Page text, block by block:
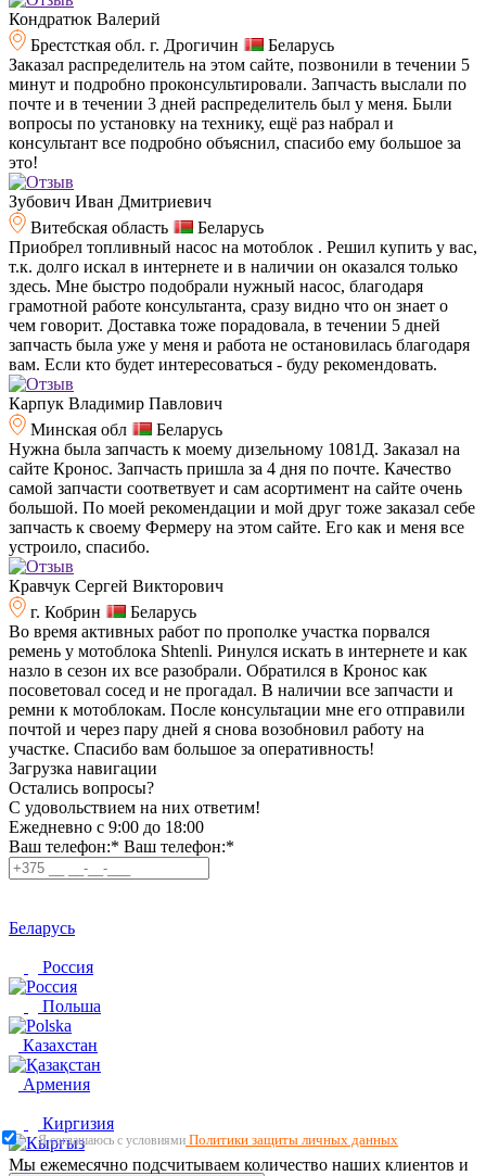
Кондратюк Валерий
Брестсткая обл. г. Дрогичин
Беларусь
Заказал распределитель на этом сайте, позвонили в течении 5
минут и подробно проконсультировали. Запчасть выслали по
почте и в течении 3 дней распределитель был у меня. Были
вопросы по установку на технику, ещё раз набрал и
консультант все подробно объяснил, спасибо ему большое за
это!
Зубович Иван Дмитриевич
Витебская область
Беларусь
Приобрел топливный насос на мотоблок . Решил купить у вас,
т.к. долго искал в интернете и в наличии он оказался только
здесь. Мне быстро подобрали нужный насос, благодаря
грамотной работе консультанта, сразу видно что он знает о
чем говорит. Доставка тоже порадовала, в течении 5 дней
запчасть была уже у меня и работа не остановилась благодаря
вам. Если кто будет интересоваться - буду рекомендовать.
Карпук Владимир Павлович
Минская обл
Беларусь
Нужна была запчасть к моему дизельному 1081Д. Заказал на
сайте Кронос. Запчасть пришла за 4 дня по почте. Качество
самой запчасти соответвует и сам асортимент на сайте очень
большой. По моей рекомендации и мой друг тоже заказал себе
запчасть к своему Фермеру на этом сайте. Его как и меня все
устроило, спасибо.
Кравчук Сергей Викторович
г. Кобрин
Беларусь
Во время активных работ по прополке участка порвался
ремень у мотоблока Shtenli. Ринулся искать в интернете и как
назло в сезон их все разобрали. Обратился в Кронос как
посоветовал сосед и не прогадал. В наличии все запчасти и
ремни к мотоблокам. После консультации мне его отправили
почтой и через пару дней я снова возобновил работу на
участке. Спасибо вам большое за оперативность!
Загрузка навигации
Остались вопросы?
C удовольствием на них ответим!
Ежедневно с 9:00 до 18:00
Ваш телефон:* Ваш телефон:*
Беларусь
Россия
Польша
Казахстан
Армения
Киргизия
Я соглашаюсь с условиями Политики защиты личных данных
Мы ежемесячно подсчитываем количество наших клиентов и